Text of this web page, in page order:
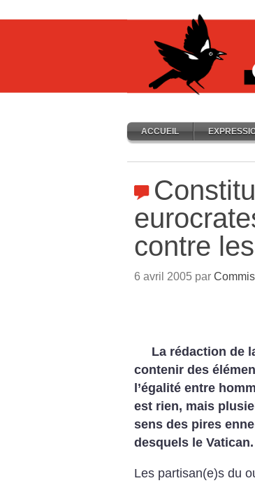
ACCUEIL
contre
6 avril 2005 par
La rédaction de
contenir des
l’égalité entre
est rien, mais
sens des pires
desquels le Vatican.
Les partisan(e)s du